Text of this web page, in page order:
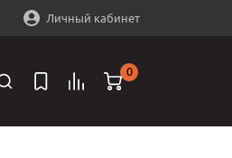
Личный кабинет
0